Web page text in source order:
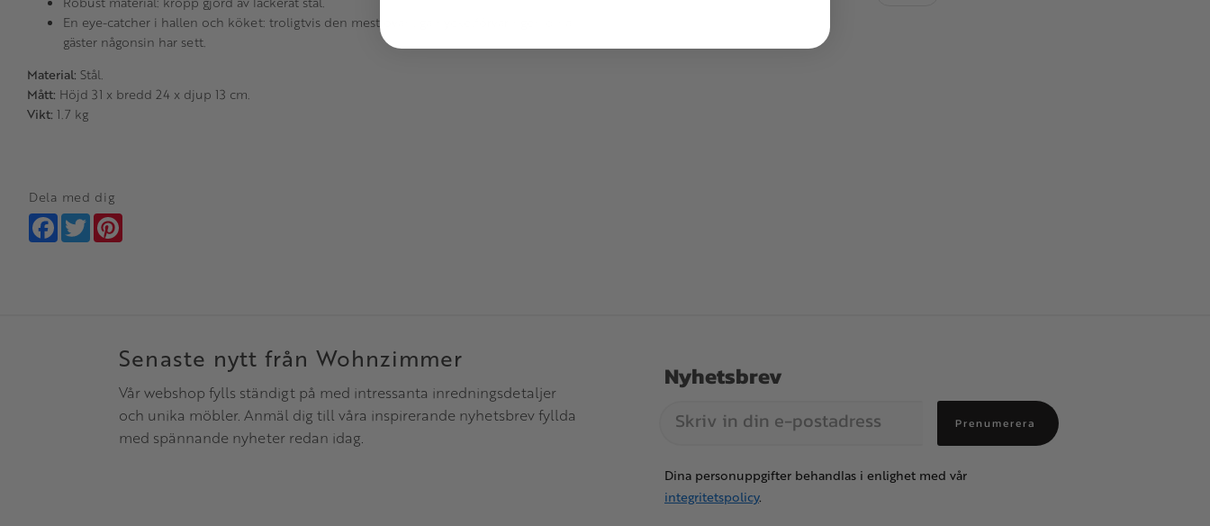
En eye-catcher i hallen och köket: troligtvis den mest ovanliga nyckelförvaringen dina
gäster någonsin har sett.
Material: Stål.
Mått: Höjd 31 x bredd 24 x djup 13 cm.
Vikt: 1.7 kg
Dela med dig
Facebook
Twitter
Senaste nytt från Wohnzimmer
Vår webshop fylls ständigt på med intressanta inredningsdetaljer
och unika möbler. Anmäl dig till våra inspirerande nyhetsbrev fyllda
med spännande nyheter redan idag.
Nyhetsbrev
Prenumerera
Dina personuppgifter behandlas i enlighet med vår
integritetspolicy.